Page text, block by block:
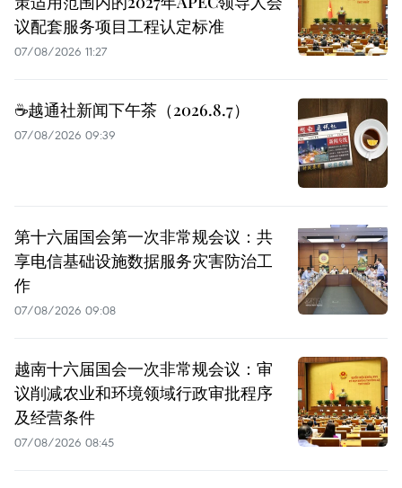
议配套服务项目工程认定标准
07/08/2026 11:27
☕️越通社新闻下午茶（2026.8.7）
07/08/2026 09:39
第十六届国会第一次非常规会议：共
享电信基础设施数据服务灾害防治工
作
07/08/2026 09:08
越南十六届国会一次非常规会议：审
议削减农业和环境领域行政审批程序
及经营条件
07/08/2026 08:45